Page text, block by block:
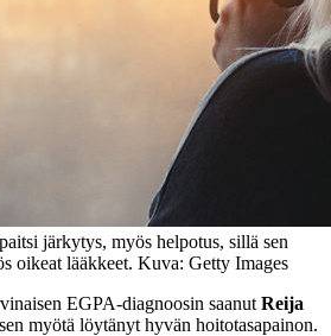
järkytys, myös helpotus, sillä sen
oikeat lääkkeet. Kuva: Getty Images
EGPA-diagnoosin saanut Reija
myötä löytänyt hyvän hoitotasapainon.